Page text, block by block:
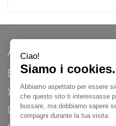
AREA UTENTE
Registrati
Wishlist
Contatti